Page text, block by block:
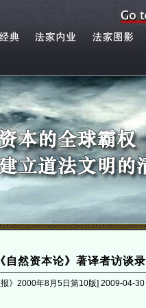
然资本论》著译者访谈录
》2000年8月5日第10版] 2009-04-30